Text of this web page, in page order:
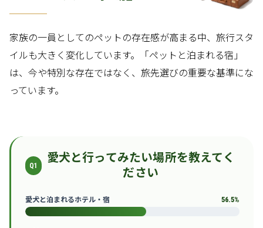
家族の一員としてのペットの存在感が高まる中、旅行スタ
イルも大きく変化しています。「ペットと泊まれる宿」
は、今や特別な存在ではなく、旅先選びの重要な基準にな
っています。
Q1
愛犬と行ってみたい場所を教えてく
ださい
愛犬と泊まれるホテル・宿 56.5%